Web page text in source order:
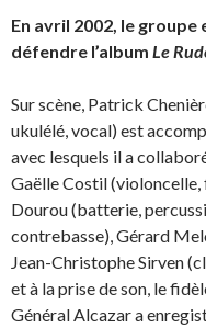
En avril 2002, le
défendre l’album Le
Sur scène, Patrick
ukulélé, vocal) est
avec lesquels il a
Gaëlle Costil
Dourou (batterie,
contrebasse), Gérard
Jean-Christophe Sirven
et à la prise de son, le
Général Alcazar a